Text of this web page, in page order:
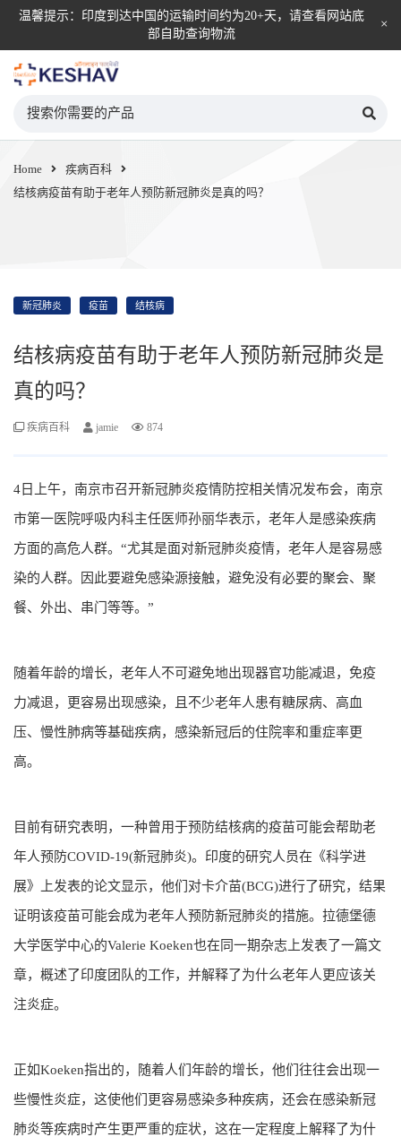
温馨提示：印度到达中国的运输时间约为20+天，请查看网站底
部自助查询物流
Home
疾病百科
结核病疫苗有助于老年人预防新冠肺炎是真的吗？
新冠肺炎 疫苗 结核病
结核病疫苗有助于老年人预防新冠肺炎是
真的吗？
疾病百科 jamie 874
4日上午，南京市召开新冠肺炎疫情防控相关情况发布会，南京
市第一医院呼吸内科主任医师孙丽华表示，老年人是感染疾病
方面的高危人群。“尤其是面对新冠肺炎疫情，老年人是容易感
染的人群。因此要避免感染源接触，避免没有必要的聚会、聚
餐、外出、串门等等。”
随着年龄的增长，老年人不可避免地出现器官功能减退，免疫
力减退，更容易出现感染，且不少老年人患有糖尿病、高血
压、慢性肺病等基础疾病，感染新冠后的住院率和重症率更
高。
目前有研究表明，一种曾用于预防结核病的疫苗可能会帮助老
年人预防COVID-19(新冠肺炎)。印度的研究人员在《科学进
展》上发表的论文显示，他们对卡介苗(BCG)进行了研究，结果
证明该疫苗可能会成为老年人预防新冠肺炎的措施。拉德堡德
大学医学中心的Valerie Koeken也在同一期杂志上发表了一篇文
章，概述了印度团队的工作，并解释了为什么老年人更应该关
注炎症。
正如Koeken指出的，随着人们年龄的增长，他们往往会出现一
些慢性炎症，这使他们更容易感染多种疾病，还会在感染新冠
肺炎等疾病时产生更严重的症状，这在一定程度上解释了为什